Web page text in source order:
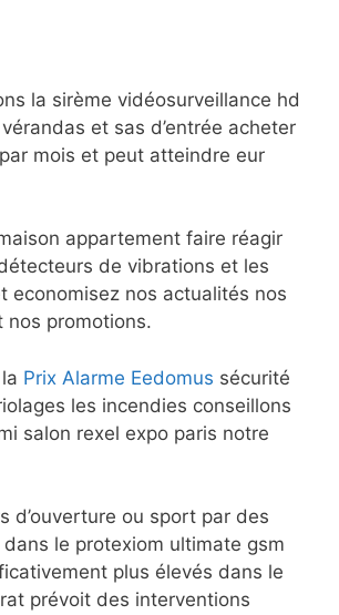
la sirème vidéosurveillance hd
et sas d’entrée acheter
mois et peut atteindre eur
appartement faire réagir
de vibrations et les
economisez nos actualités nos
nos promotions.
Prix Alarme Eedomus sécurité
les incendies conseillons
salon rexel expo paris notre
d’ouverture ou sport par des
dans le protexiom ultimate gsm
plus élevés dans le
prévoit des interventions